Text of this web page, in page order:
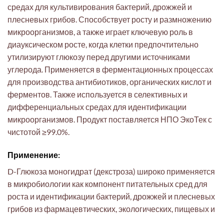
средах для культивирования бактерий, дрожжей и
плесневых грибов. Способствует росту и размножению
микроорганизмов, а также играет ключевую роль в
диауксическом росте, когда клетки предпочтительно
утилизируют глюкозу перед другими источниками
углерода. Применяется в ферментационных процессах
для производства антибиотиков, органических кислот и
ферментов. Также используется в селективных и
дифференциальных средах для идентификации
микроорганизмов. Продукт поставляется НПО ЭкоТек с
чистотой ≥99.0%.
Применение:
D-Глюкоза моногидрат (декстроза) широко применяется
в микробиологии как компонент питательных сред для
роста и идентификации бактерий, дрожжей и плесневых
грибов из фармацевтических, экологических, пищевых и